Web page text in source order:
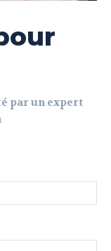
par un expert